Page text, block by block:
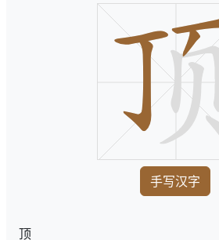
手写汉字
顶